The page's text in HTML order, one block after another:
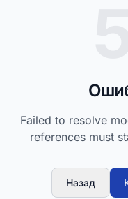
Failed to resolve
references must
Назад